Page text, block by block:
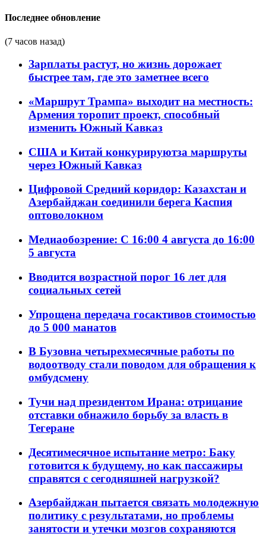
Последнее обновление
(7 часов назад)
Зарплаты растут, но жизнь дорожает
быстрее там, где это заметнее всего
«Маршрут Трампа» выходит на местность:
Армения торопит проект, способный
изменить Южный Кавказ
США и Китай конкурируютза маршруты
через Южный Кавказ
Цифровой Средний коридор: Казахстан и
Азербайджан соединили берега Каспия
оптоволокном
Медиаобозрение: С 16:00 4 августа до 16:00
5 августа
Вводится возрастной порог 16 лет для
социальных сетей
Упрощена передача госактивов стоимостью
до 5 000 манатов
В Бузовна четырехмесячные работы по
водоотводу стали поводом для обращения к
омбудсмену
Тучи над президентом Ирана: отрицание
отставки обнажило борьбу за власть в
Тегеране
Десятимесячное испытание метро: Баку
готовится к будущему, но как пассажиры
справятся с сегодняшней нагрузкой?
Азербайджан пытается связать молодежную
политику с результатами, но проблемы
занятости и утечки мозгов сохраняются